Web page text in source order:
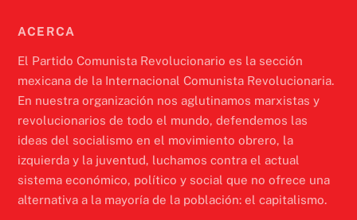
ACERCA
El Partido Comunista Revolucionario es la sección
mexicana de la Internacional Comunista Revolucionaria.
En nuestra organización nos aglutinamos marxistas y
revolucionarios de todo el mundo, defendemos las
ideas del socialismo en el movimiento obrero, la
izquierda y la juventud, luchamos contra el actual
sistema económico, político y social que no ofrece una
alternativa a la mayoría de la población: el capitalismo.